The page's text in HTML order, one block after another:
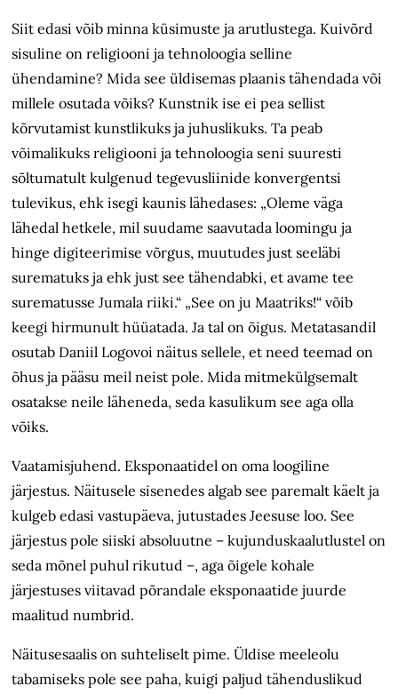
Siit edasi võib minna küsimuste ja arutlustega. Kuivõrd
sisuline on religiooni ja tehnoloogia selline
ühendamine? Mida see üldisemas plaanis tähendada või
millele osutada võiks? Kunstnik ise ei pea sellist
kõrvutamist kunstlikuks ja juhuslikuks. Ta peab
võimalikuks religiooni ja tehnoloogia seni suuresti
sõltumatult kulgenud tegevusliinide konvergentsi
tulevikus, ehk isegi kaunis lähedases: „Oleme väga
lähedal hetkele, mil suudame saavutada loomingu ja
hinge digiteerimise võrgus, muutudes just seeläbi
surematuks ja ehk just see tähendabki, et avame tee
surematusse Jumala riiki.“ „See on ju Maatriks!“ võib
keegi hirmunult hüüatada. Ja tal on õigus. Metatasandil
osutab Daniil Logovoi näitus sellele, et need teemad on
õhus ja pääsu meil neist pole. Mida mitmekülgsemalt
osatakse neile läheneda, seda kasulikum see aga olla
võiks.
Vaatamisjuhend. Eksponaatidel on oma loogiline
järjestus. Näitusele sisenedes algab see paremalt käelt ja
kulgeb edasi vastupäeva, jutustades Jeesuse loo. See
järjestus pole siiski absoluutne – kujunduskaalutlustel on
seda mõnel puhul rikutud –, aga õigele kohale
järjestuses viitavad põrandale eksponaatide juurde
maalitud numbrid.
Näitusesaalis on suhteliselt pime. Üldise meeleolu
tabamiseks pole see paha, kuigi paljud tähenduslikud